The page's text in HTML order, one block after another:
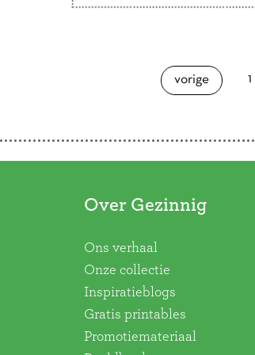
vorige
pagina 1
Over Gezinnig
Ons verhaal
Onze collectie
Inspiratieblogs
Gratis printables
Promotiemateriaal